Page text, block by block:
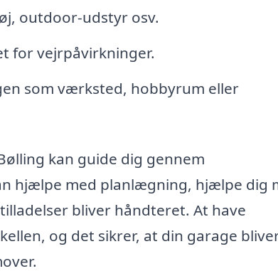
outdoor-udstyr osv.
for vejrpåvirkninger.
som værksted, hobbyrum eller
kan guide dig gennem
hjælpe med planlægning, hjælpe dig
bliver håndteret. At have
og det sikrer, at din garage